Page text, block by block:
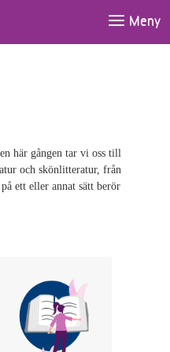
Meny
här gången tar vi oss till
och skönlitteratur, från
ett eller annat sätt berör